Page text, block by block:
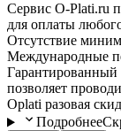
Сервис O-Plati.ru
для оплаты
Отсутствие
Международные
Гарантированный
позволяет
Oplati разовая
Подробнее